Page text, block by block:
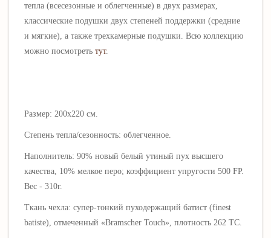
тепла (всесезонные и облегченные) в двух размерах,
классические подушки двух степеней поддержки (средние
и мягкие), а также трехкамерные подушки. Всю коллекцию
можно посмотреть тут.
Размер: 200х220 см.
Степень тепла/сезонность: облегченное.
Наполнитель: 90% новый белый утиный пух высшего
качества, 10% мелкое перо; коэффициент упругости 500 FP.
Вес - 310г.
Ткань чехла: супер-тонкий пуходержащий батист (finest
batiste), отмеченный «Bramscher Touch», плотность 262 ТС.